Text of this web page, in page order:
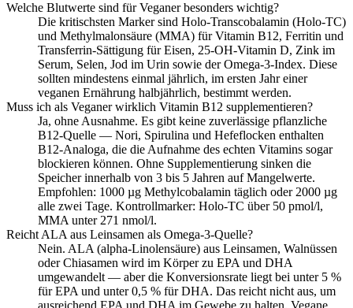
Welche Blutwerte sind für Veganer besonders wichtig?
Die kritischsten Marker sind Holo-Transcobalamin (Holo-TC)
und Methylmalonsäure (MMA) für Vitamin B12, Ferritin und
Transferrin-Sättigung für Eisen, 25-OH-Vitamin D, Zink im
Serum, Selen, Jod im Urin sowie der Omega-3-Index. Diese
sollten mindestens einmal jährlich, im ersten Jahr einer
veganen Ernährung halbjährlich, bestimmt werden.
Muss ich als Veganer wirklich Vitamin B12 supplementieren?
Ja, ohne Ausnahme. Es gibt keine zuverlässige pflanzliche
B12-Quelle — Nori, Spirulina und Hefeflocken enthalten
B12-Analoga, die die Aufnahme des echten Vitamins sogar
blockieren können. Ohne Supplementierung sinken die
Speicher innerhalb von 3 bis 5 Jahren auf Mangelwerte.
Empfohlen: 1000 µg Methylcobalamin täglich oder 2000 µg
alle zwei Tage. Kontrollmarker: Holo-TC über 50 pmol/l,
MMA unter 271 nmol/l.
Reicht ALA aus Leinsamen als Omega-3-Quelle?
Nein. ALA (alpha-Linolensäure) aus Leinsamen, Walnüssen
oder Chiasamen wird im Körper zu EPA und DHA
umgewandelt — aber die Konversionsrate liegt bei unter 5 %
für EPA und unter 0,5 % für DHA. Das reicht nicht aus, um